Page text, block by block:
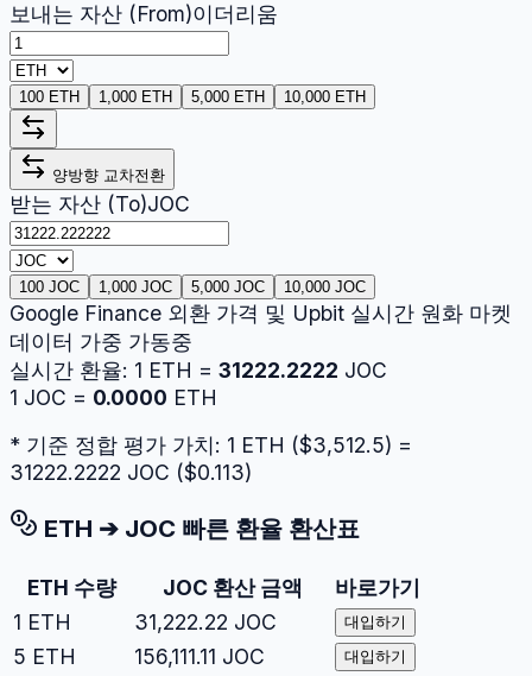
보내는 자산 (From)이더리움
100 ETH 1,000 ETH 5,000 ETH 10,000 ETH
양방향 교차전환
받는 자산 (To)JOC
100 JOC 1,000 JOC 5,000 JOC 10,000 JOC
Google Finance 외환 가격 및 Upbit 실시간 원화 마켓
데이터 가중 가동중
실시간 환율: 1 ETH = 31222.2222 JOC
1 JOC = 0.0000 ETH
* 기준 정합 평가 가치: 1 ETH ($3,512.5) =
31222.2222 JOC ($0.113)
ETH ➔ JOC 빠른 환율 환산표
ETH 수량 JOC환산 금액
바로가기
1 ETH 31,222.22 JOC 대입하기
5 ETH 156,111.11 JOC 대입하기